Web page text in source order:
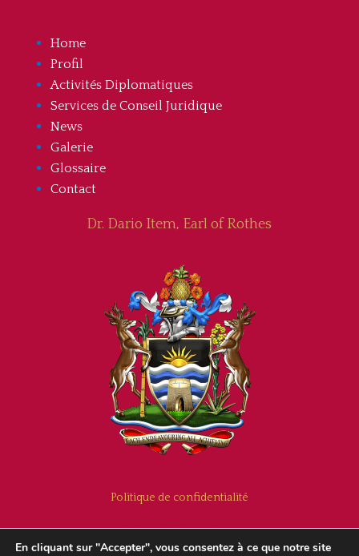
Home
Profil
Activités Diplomatiques
Services de Conseil Juridique
News
Galerie
Glossaire
Contact
Dr. Dario Item, Earl of Rothes
Politique de confidentialité
Politique des cookies
En cliquant sur "Accepter", vous consentez à ce que notre site